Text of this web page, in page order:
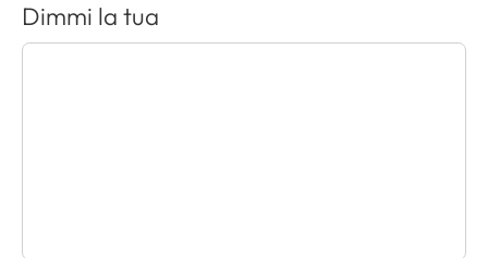
Dimmi la tua